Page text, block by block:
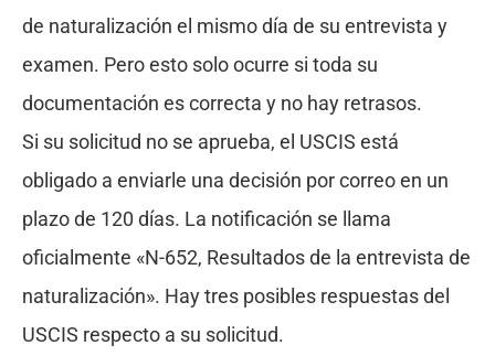
de naturalización el mismo día de su entrevista y
examen. Pero esto solo ocurre si toda su
documentación es correcta y no hay retrasos.
Si su solicitud no se aprueba, el USCIS está
obligado a enviarle una decisión por correo en un
plazo de 120 días. La notificación se llama
oficialmente «N-652, Resultados de la entrevista de
naturalización». Hay tres posibles respuestas del
USCIS respecto a su solicitud.